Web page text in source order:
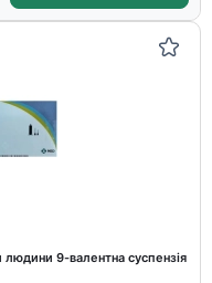
людини 9-валентна суспензія